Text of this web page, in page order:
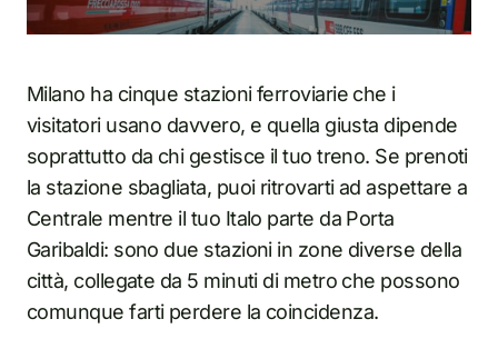
Milano ha cinque stazioni ferroviarie che i
visitatori usano davvero, e quella giusta dipende
soprattutto da chi gestisce il tuo treno. Se prenoti
la stazione sbagliata, puoi ritrovarti ad aspettare a
Centrale mentre il tuo Italo parte da Porta
Garibaldi: sono due stazioni in zone diverse della
città, collegate da 5 minuti di metro che possono
comunque farti perdere la coincidenza.